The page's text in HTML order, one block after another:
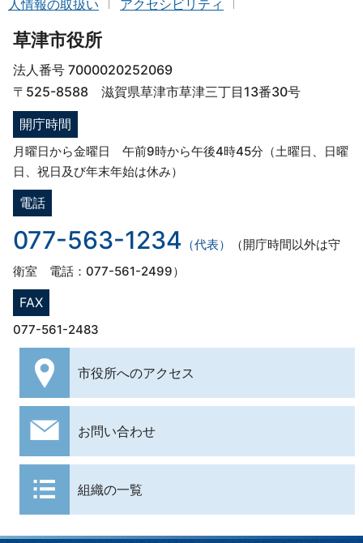
人情報の取扱い
アクセシビリティ
草津市役所
法人番号 7000020252069
〒525-8588 滋賀県草津市草津三丁目13番30号
開庁時間
月曜日から金曜日 午前9時から午後4時45分（土曜日、日曜
日、祝日及び年末年始は休み）
電話
077-563-1234 （代表）
（開庁時間以外は守
衛室 電話：077-561-2499）
FAX
077-561-2483
市役所へのアクセス
お問い合わせ
組織の一覧